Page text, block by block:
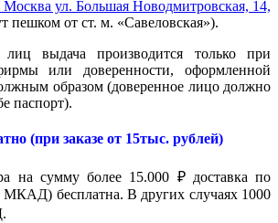
Москва ул. Большая Новодмитровская, 14,
пешком от ст. м. «Савеловская»).
выдача производится только при
или доверенности, оформленной
образом (доверенное лицо должно
паспорт).
(при заказе от 15тыс. рублей)
на сумму более 15.000 ₽ доставка по
МКАД) бесплатна. В других случаях 1000